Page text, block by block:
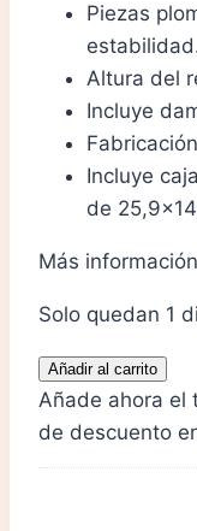
Piezas
Altura del
Incluye
Incluye
de
Más
Solo quedan 1
Piezas
de
ajedrez
"Madera
Añadir al carrito
Añade ahora el
de descuento